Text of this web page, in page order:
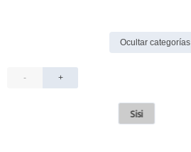
Ocultar categorías
- +
Sisi